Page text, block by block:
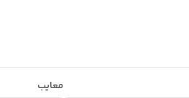
معایب